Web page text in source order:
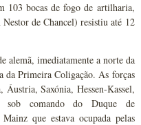
103 bocas de fogo de artilharia,
de Chancel) resistiu até 12
alemã, imediatamente a norte da
da Primeira Coligação. As forças
Áustria, Saxónia, Hessen-Kassel,
sob comando do Duque de
que estava ocupada pelas